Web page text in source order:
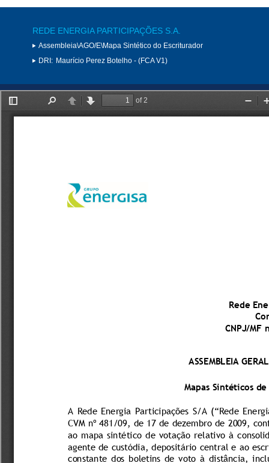
REDE ENERGIA PARTICIPAÇÕES S.A.
Assembleia\AGO/E\Mapa Sintético do Escriturador
DRI: Maurício Perez Botelho - (FCA V1)